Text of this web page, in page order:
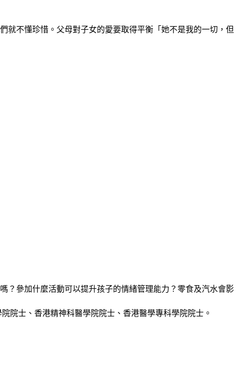
就不懂珍惜。父母對子女的愛要取得平衡「她不是我的一切，但
？參加什麼活動可以提升孩子的情緒管理能力？零食及汽水會影
院士、香港精神科醫學院院士、香港醫學專科學院院士。